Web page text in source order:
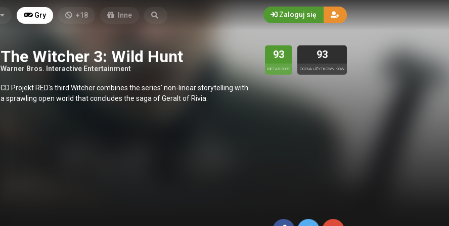
Gry +18 Inne Zaloguj się
The Witcher 3: Wild Hunt
Warner Bros. Interactive Entertainment
93
METASCORE
93
OCENA UŻYTKOWNIKÓW
CD Projekt RED's third Witcher combines the series' non-linear storytelling with
a sprawling open world that concludes the saga of Geralt of Rivia.